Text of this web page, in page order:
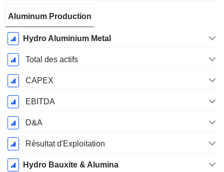
Aluminum Production
Hydro Aluminium Metal
Total des actifs
CAPEX
EBITDA
D&A
Résultat d'Exploitation
Hydro Bauxite & Alumina